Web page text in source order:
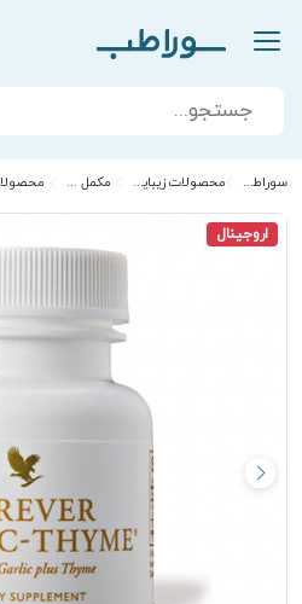
Products
search
سوراطب | Sora Teb محصولات زیبایی و مراقبت از پوست مکمل های سلامت
اروجینال